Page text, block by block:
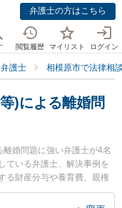
弁護士の方はこちら
閲覧履歴 マイリスト ログイン
護士 相模原市で法律相
)による離婚問
婚問題に強い弁護士が4名
ている弁護士、解決事例を
る財産分与や養育費、親権
特に東京スタートアップ法
総合法律事務所の井田 翔